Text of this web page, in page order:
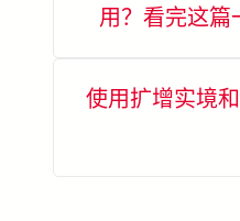
用？看完这篇
使用扩增实境